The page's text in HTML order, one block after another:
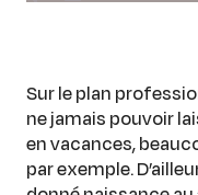
Sur le plan
ne jamais pouvoir
en vacances,
par exemple.